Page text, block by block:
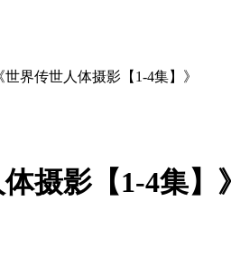
世界传世人体摄影【1-4集】》
摄影【1-4集】》